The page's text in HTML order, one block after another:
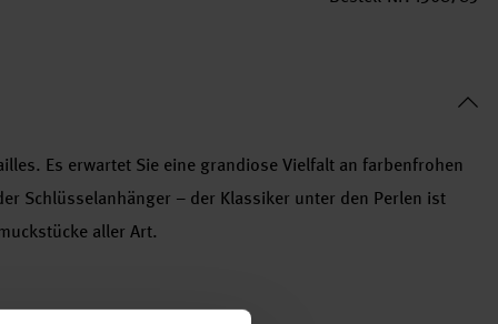
Es erwartet Sie eine grandiose Vielfalt an farbenfrohen
Schlüsselanhänger – der Klassiker unter den Perlen ist
aller Art.